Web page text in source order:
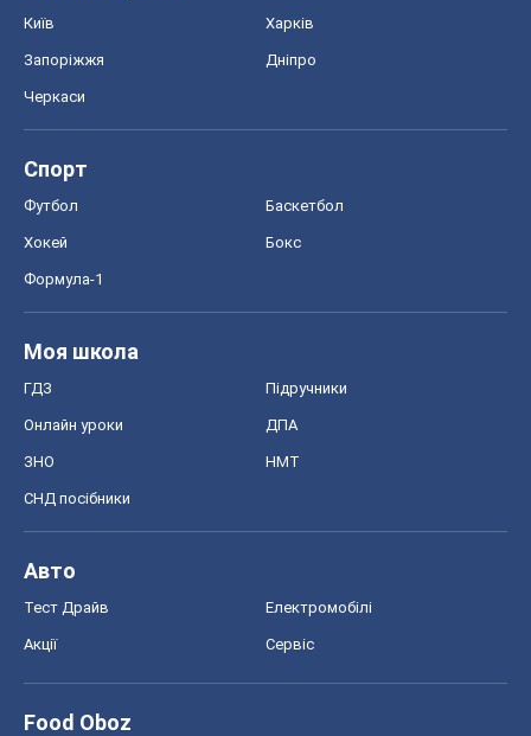
Київ Харків
Запоріжжя Дніпро
Черкаси
Спорт
Футбол Баскетбол
Хокей Бокс
Формула-1
Моя школа
ГДЗ Підручники
Онлайн уроки ДПА
ЗНО НМТ
СНД посібники
Авто
Тест Драйв Електромобілі
Акції Сервіс
Food Oboz